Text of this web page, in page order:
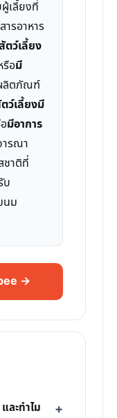
เลี้ยงที่
รอาหาร
ตว์เลี้ยง
รือมี
ลิตภัณฑ์
ว์เลี้ยงมี
มีอาการ
รณา
ชาติที่
บ
นม
→
ละทำไม